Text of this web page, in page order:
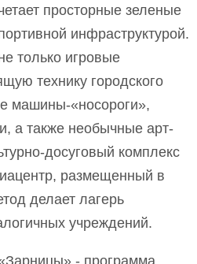
просторные зеленые
инфраструктурой.
только игровые
технику городского
машины-«носороги»,
а также необычные арт-
досуговый комплекс
размещенный в
делает лагерь
учреждений.
- программа